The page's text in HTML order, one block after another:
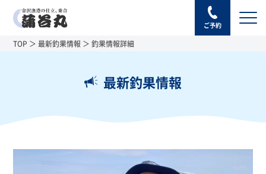
ご予約
TOP 最新釣果情報 釣果情報詳細
最新釣果情報